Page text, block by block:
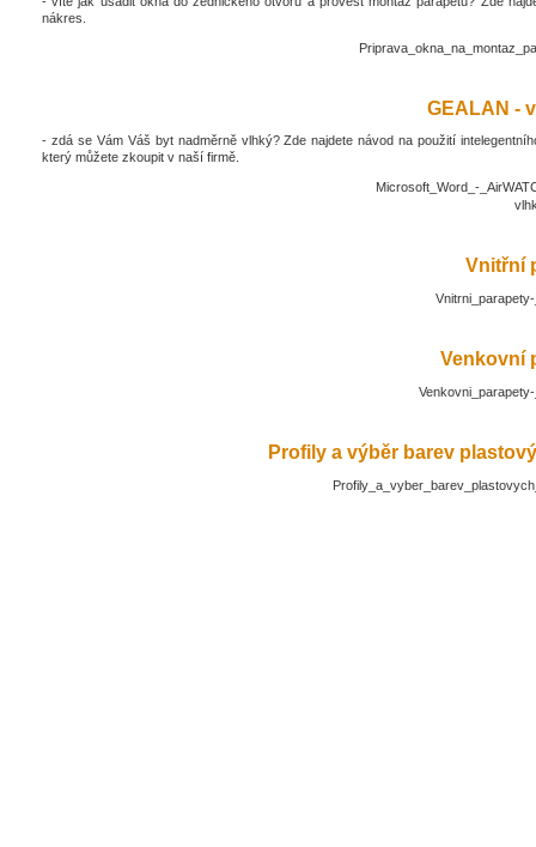
nákres.
GEALAN -
- zdá se Vám Váš byt nadměrně vlhký? Zde najdete návod na použití
který můžete zkoupit v naší firmě.
Microsoft_Word_-
Vnitřní
Venkovní
Profily a výběr barev